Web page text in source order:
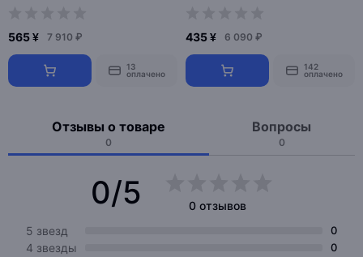
565 ¥ 7 910 ₽
13
оплачено
435 ¥ 6 090 ₽
142
оплачено
Отзывы о товаре
0
Вопросы
0
0/5
0 отзывов
5 звезд
0
4 звезды 0